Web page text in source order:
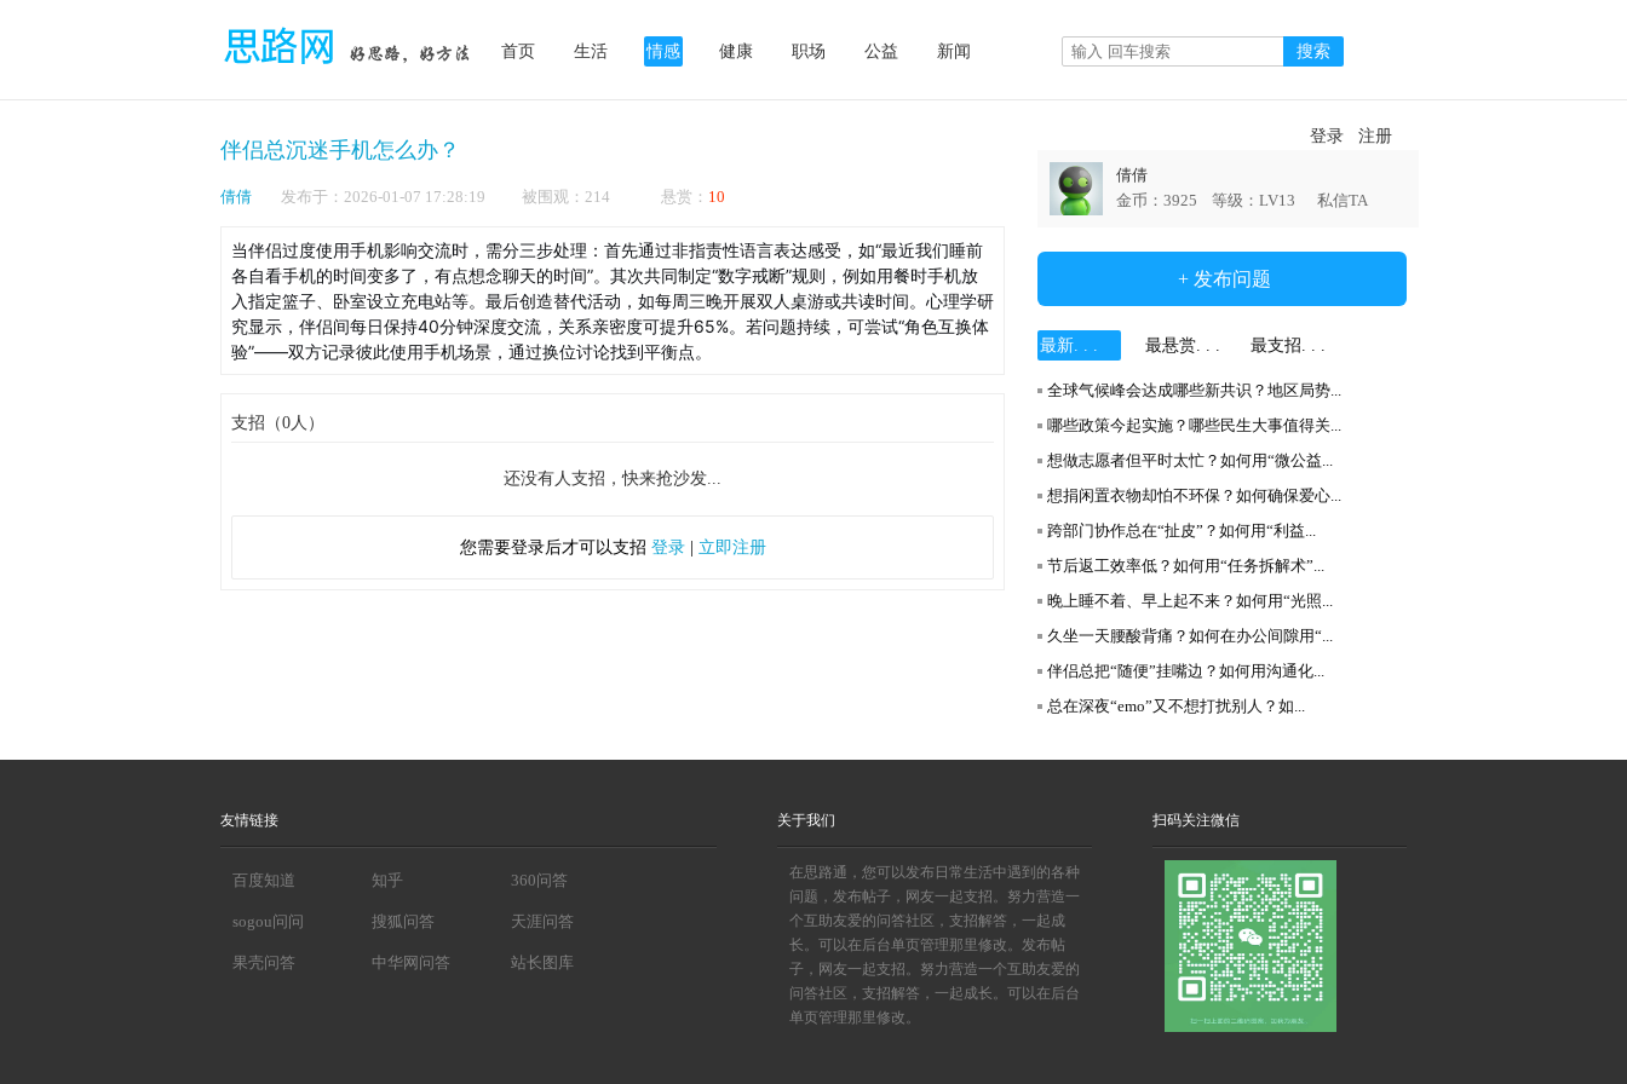
首页 生活 情感 健康 职场 公益 新闻
登录 注册
伴侣总沉迷手机怎么办？
倩倩 发布于：2026-01-07 17:28:19 被围观：214 悬赏： 10
当伴侣过度使用手机影响交流时，需分三步处理：首先通过非指责性语言表达感受，如“最近我们睡前
各自看手机的时间变多了，有点想念聊天的时间”。其次共同制定“数字戒断”规则，例如用餐时手机放
入指定篮子、卧室设立充电站等。最后创造替代活动，如每周三晚开展双人桌游或共读时间。心理学研
究显示，伴侣间每日保持40分钟深度交流，关系亲密度可提升65%。若问题持续，可尝试“角色互换体
验”——双方记录彼此使用手机场景，通过换位讨论找到平衡点。
支招（0人）
还没有人支招，快来抢沙发...
您需要登录后才可以支招 登录| 立即注册
倩倩
金币：3925 等级：LV13 私信TA
+ 发布问题
最新. . . 最悬赏. . . 最支招. . .
全球气候峰会达成哪些新共识？地区局势...
哪些政策今起实施？哪些民生大事值得关...
想做志愿者但平时太忙？如何用“微公益...
想捐闲置衣物却怕不环保？如何确保爱心...
跨部门协作总在“扯皮”？如何用“利益...
节后返工效率低？如何用“任务拆解术”...
晚上睡不着、早上起不来？如何用“光照...
久坐一天腰酸背痛？如何在办公间隙用“...
伴侣总把“随便”挂嘴边？如何用沟通化...
总在深夜“emo”又不想打扰别人？如...
友情链接
百度知道 知乎 360问答
sogou问问 搜狐问答 天涯问答
果壳问答 中华网问答 站长图库
关于我们
在思路通，您可以发布日常生活中遇到的各种
问题，发布帖子，网友一起支招。努力营造一
个互助友爱的问答社区，支招解答，一起成
长。可以在后台单页管理那里修改。发布帖
子，网友一起支招。努力营造一个互助友爱的
问答社区，支招解答，一起成长。可以在后台
单页管理那里修改。
扫码关注微信